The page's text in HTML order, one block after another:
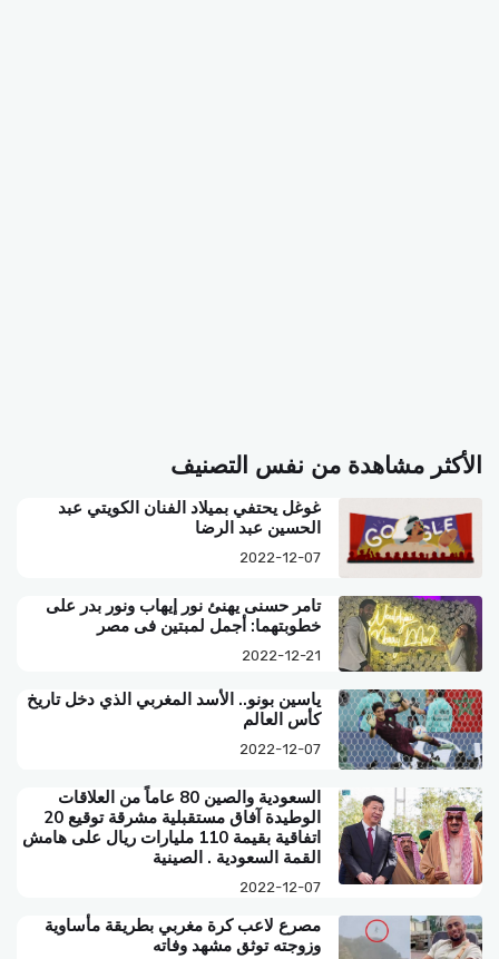
الأكثر مشاهدة من نفس التصنيف
غوغل يحتفي بميلاد الفنان الكويتي عبد
الحسين عبد الرضا
2022-12-07
تامر حسنى يهنئ نور إيهاب ونور بدر على
خطوبتهما: أجمل لمبتين فى مصر
2022-12-21
ياسين بونو.. الأسد المغربي الذي دخل تاريخ
كأس العالم
2022-12-07
السعودية والصين 80 عاماً من العلاقات
الوطيدة آفاق مستقبلية مشرقة توقيع 20
اتفاقية بقيمة 110 مليارات ريال على هامش
القمة السعودية . الصينية
2022-12-07
مصرع لاعب كرة مغربي بطريقة مأساوية
وزوجته توثق مشهد وفاته